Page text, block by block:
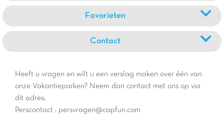
Favorieten
Contact
Heeft u vragen en wilt u een verslag maken over één van
onze Vakantieparken? Neem dan contact met ons op via
dit adres:
Perscontact : persvragen@capfun.com